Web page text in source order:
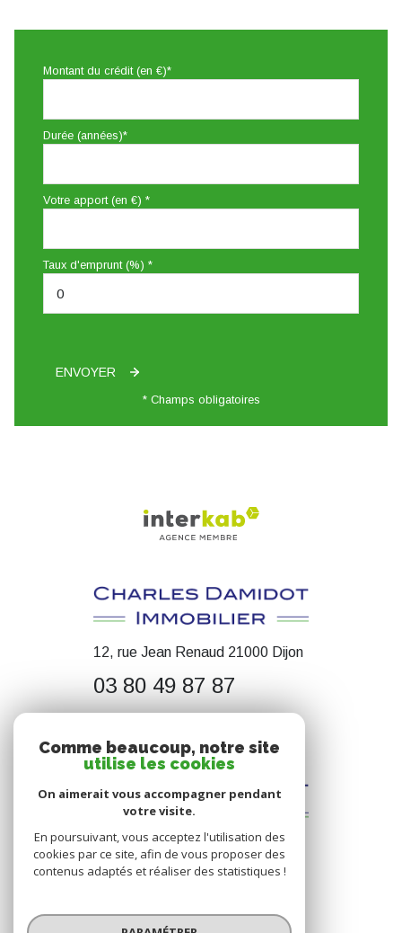
Montant du crédit (en €)*
Durée (années)*
Votre apport (en €) *
Taux d'emprunt (%) *
ENVOYER
* Champs obligatoires
12, rue Jean Renaud 21000 Dijon
03 80 49 87 87
© 2026 | Tous droits réservés
Comme beaucoup, notre site
utilise les cookies
On aimerait vous accompagner pendant
votre visite.
En poursuivant, vous acceptez l'utilisation des
cookies par ce site, afin de vous proposer des
contenus adaptés et réaliser des statistiques !